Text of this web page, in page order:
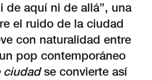
de aquí ni de allá”, una
el ruido de la ciudad
con naturalidad entre
pop contemporáneo
ciudadse convierte así